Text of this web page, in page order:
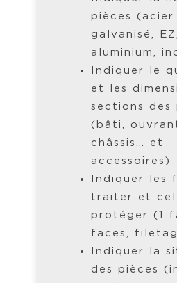
pièces (acier
galvanisé, EZ,
aluminium,
Indiquer le
et les
sections des
(bâti,
châssis… et
accessoires)
Indiquer les
traiter et
protéger (1
faces,
Indiquer la
des pièces